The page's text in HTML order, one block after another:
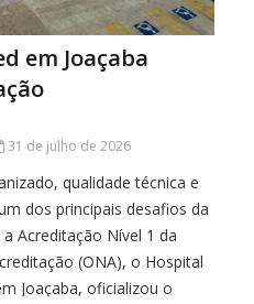
em Joaçaba
31 de julho de 2026
qualidade técnica e
dos principais desafios da
Acreditação Nível 1 da
(ONA), o Hospital
Joaçaba, oficializou o